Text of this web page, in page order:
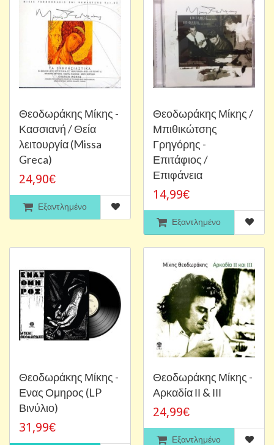
Θεοδωράκης Μίκης -
Κασσιανή / Θεία
λειτουργία (Missa
Greca)
24,90€
Εξαντλημένο
Θεοδωράκης Μίκης /
Μπιθικώτσης
Γρηγόρης -
Επιτάφιος /
Επιφάνεια
14,99€
Εξαντλημένο
Θεοδωράκης Μίκης -
Ενας Ομηρος (LP
Βινύλιο)
31,99€
Θεοδωράκης Μίκης -
Αρκαδία ΙΙ & ΙΙΙ
24,99€
Εξαντλημένο